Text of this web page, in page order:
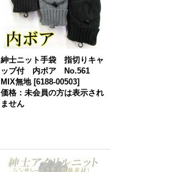
紳士ニット手袋 指切りキャ
ップ付 内ボア No.561
MIX無地 [6188-00503]
価格：未会員の方は表示され
ません